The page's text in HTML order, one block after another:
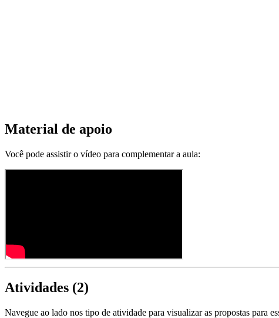
Material de apoio
Você pode assistir o vídeo para complementar a aula:
Atividades (2)
Navegue ao lado nos tipo de atividade para visualizar as propostas para